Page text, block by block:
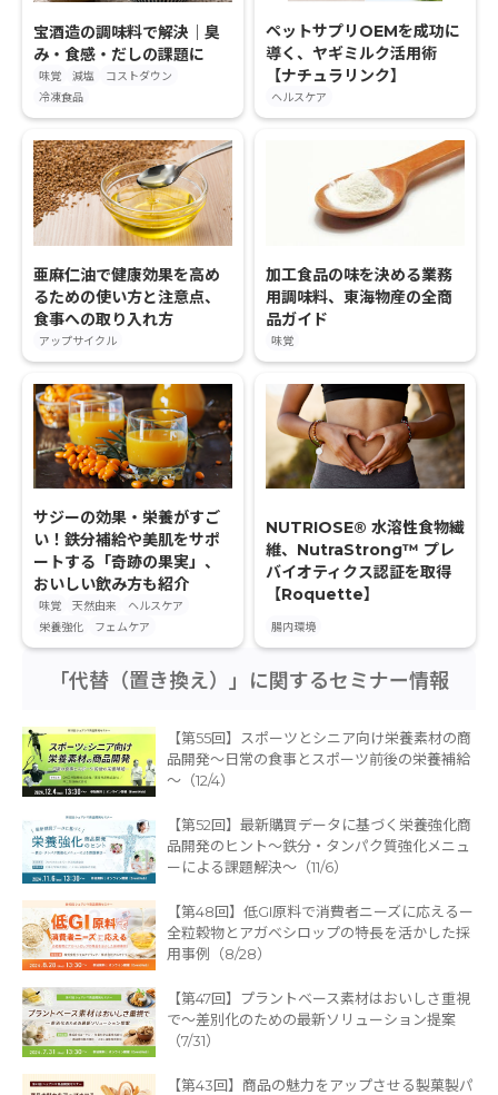
宝酒造の調味料で解決｜臭
み・食感・だしの課題に
味覚 減塩
コストダウン
冷凍食品
ペットサプリOEMを成功に
導く、ヤギミルク活用術
【ナチュラリンク】
ヘルスケア
亜麻仁油で健康効果を高め
るための使い方と注意点、
食事への取り入れ方
アップサイクル
加工食品の味を決める業務
用調味料、東海物産の全商
品ガイド
味覚
サジーの効果・栄養がすご
い！鉄分補給や美肌をサポ
ートする「奇跡の果実」、
おいしい飲み方も紹介
味覚 天然由来
ヘルスケア
栄養強化
フェムケア
NUTRIOSE® 水溶性食物繊
維、NutraStrong™ プレ
バイオティクス認証を取得
【Roquette】
腸内環境
「代替（置き換え）」に関するセミナー情報
【第55回】スポーツとシニア向け栄養素材の商
品開発～日常の食事とスポーツ前後の栄養補給
～（12/4）
【第52回】最新購買データに基づく栄養強化商
品開発のヒント〜鉄分・タンパク質強化メニュ
ーによる課題解決〜（11/6）
【第48回】低GI原料で消費者ニーズに応えるー
全粒穀物とアガベシロップの特長を活かした採
用事例（8/28）
【第47回】プラントベース素材はおいしさ重視
で〜差別化のための最新ソリューション提案
（7/31）
【第43回】商品の魅力をアップさせる製菓製パ